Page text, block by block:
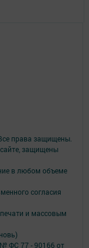
права защищены.
защищены
в любом объеме
согласия
и массовым
ФС 77 - 90166 от